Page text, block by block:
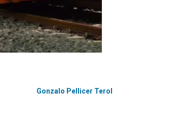
Gonzalo Pellicer Terol